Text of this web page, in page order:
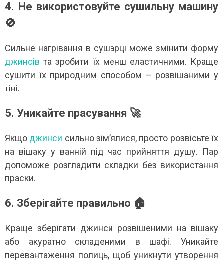
4. Не використовуйте сушильну машину
🚫
Сильне нагрівання в сушарці може змінити форму
джинсів та зробити їх менш еластичними. Краще
сушити їх природним способом – розвішаними у
тіні.
5. Уникайте прасування 🚀
Якщо джинси сильно зім’ялися, просто розвісьте їх
на вішаку у ванній під час прийняття душу. Пар
допоможе розгладити складки без використання
праски.
6. Зберігайте правильно 🏠
Краще зберігати джинси розвішеними на вішаку
або акуратно складеними в шафі. Уникайте
перевантаження полиць, щоб уникнути утворення